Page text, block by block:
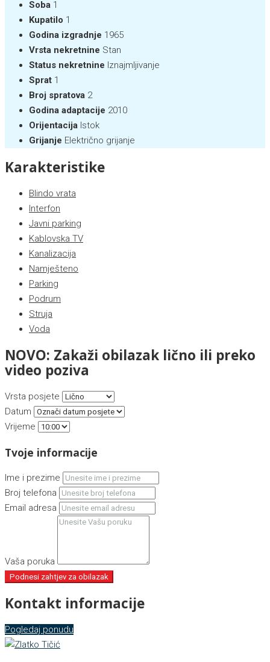
Soba 1
Kupatilo 1
Godina izgradnje 1965
Vrsta nekretnine Stan
Status nekretnine Iznajmljivanje
Sprat 1
Broj spratova 2
Godina adaptacije 2010
Orijentacija Istok
Grijanje Električno grijanje
Karakteristike
Blindo vrata
Interfon
Javni parking
Kablovska TV
Kanalizacija
Namješteno
Parking
Podrum
Struja
Voda
NOVO: Zakaži obilazak lično ili preko
video poziva
Vrsta posjete
Datum
Vrijeme
Tvoje informacije
Ime i prezime
Broj telefona
Email adresa
Vaša poruka
Podnesi zahtjev za obilazak
Kontakt informacije
Pogledaj ponudu